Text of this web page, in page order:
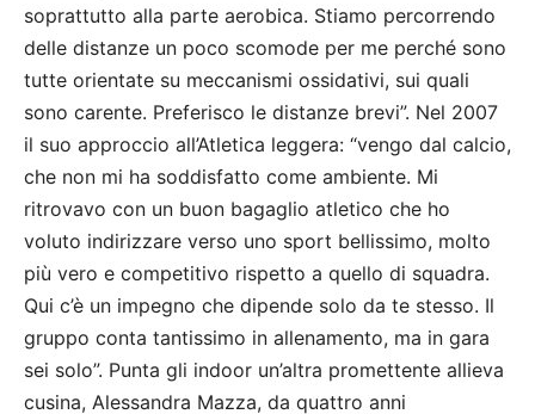
soprattutto alla parte aerobica. Stiamo percorrendo
delle distanze un poco scomode per me perché sono
tutte orientate su meccanismi ossidativi, sui quali
sono carente. Preferisco le distanze brevi”. Nel 2007
il suo approccio all’Atletica leggera: “vengo dal calcio,
che non mi ha soddisfatto come ambiente. Mi
ritrovavo con un buon bagaglio atletico che ho
voluto indirizzare verso uno sport bellissimo, molto
più vero e competitivo rispetto a quello di squadra.
Qui c’è un impegno che dipende solo da te stesso. Il
gruppo conta tantissimo in allenamento, ma in gara
sei solo”. Punta gli indoor un’altra promettente allieva
cusina, Alessandra Mazza, da quattro anni